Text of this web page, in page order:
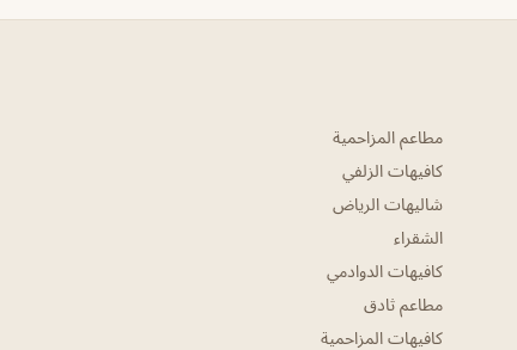
مطاعم المزاحمية
كافيهات الزلفي
شاليهات الرياض
الشقراء
كافيهات الدوادمي
مطاعم ثادق
كافيهات المزاحمية